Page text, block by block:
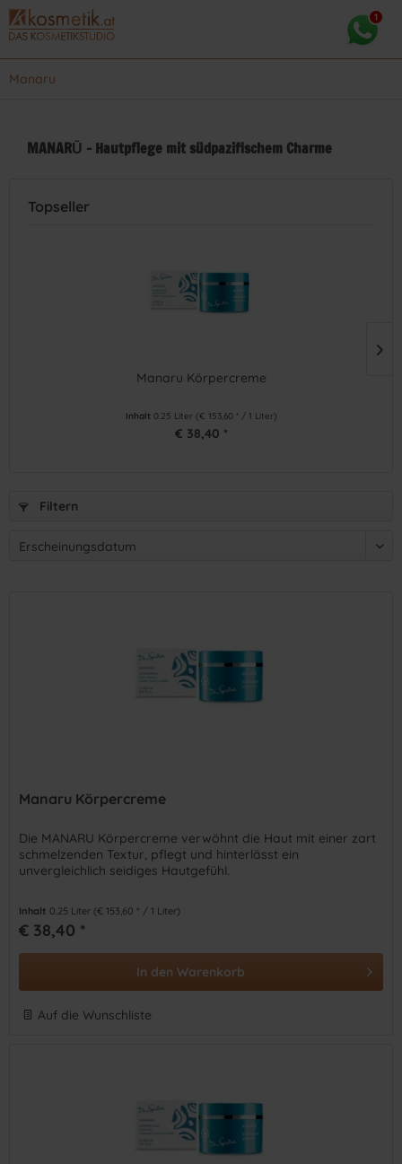
Manaru
MANARŪ - Hautpflege mit südpazifischem Charme
Topseller
Manaru Körpercreme
Inhalt 0.25 Liter (€ 153,60 * / 1 Liter)
€ 38,40 *
Filtern
Manaru Körpercreme
Die MANARU Körpercreme verwöhnt die Haut mit einer zart
schmelzenden Textur, pflegt und hinterlässt ein
unvergleichlich seidiges Hautgefühl.
Inhalt 0.25 Liter (€ 153,60 * / 1 Liter)
€ 38,40 *
In den Warenkorb
Auf die Wunschliste